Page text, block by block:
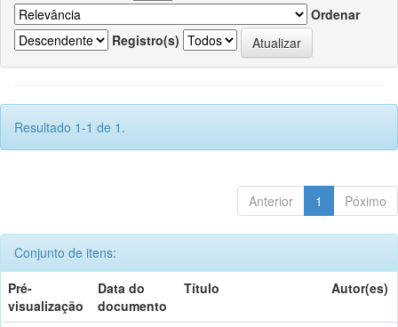
Ordenar
Registro(s)
Resultado 1-1 de 1.
Anterior 1 Póximo
Conjunto de itens:
Pré-
visualização
Data do
documento
Título Autor(es)